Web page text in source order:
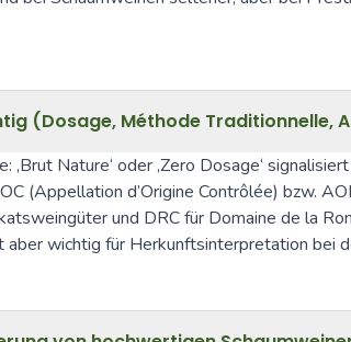
(Dosage, Méthode Traditionnelle,
Nature‘ oder ‚Zero Dosage‘
(Appellation d’Origine Contrôlée) bzw.
und DRC für Domaine de la
wichtig für Herkunftsinterpretation bei